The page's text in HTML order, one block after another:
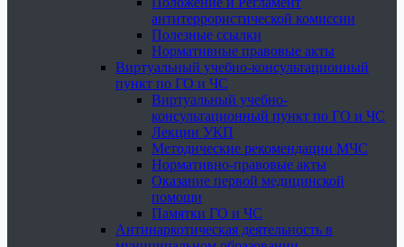
антитеррористической комиссии
Полезные ссылки
Нормативные правовые акты
Виртуальный учебно-консультационный
пункт по ГО и ЧС
Виртуальный учебно-
консультационный пункт по ГО и ЧС
Лекции УКП
Методические рекомендации МЧС
Нормативно-правовые акты
Оказание первой медицинской
помощи
Памятки ГО и ЧС
Антинаркотическая деятельность в